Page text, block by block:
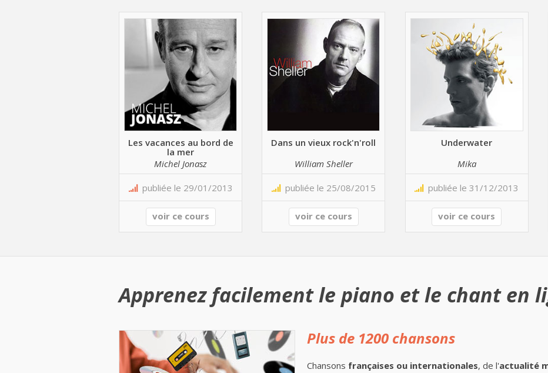
Les vacances au bord de
la mer
Michel Jonasz
publiée le 29/01/2013
voir ce cours
Dans un vieux rock'n'roll
William Sheller
publiée le 25/08/2015
voir ce cours
Underwater
Mika
publiée le 31/12/2013
voir ce cours
Apprenez facilement le piano et le chant en
Plus de 1200 chansons
Chansons françaises ou internationales, de l'actualité